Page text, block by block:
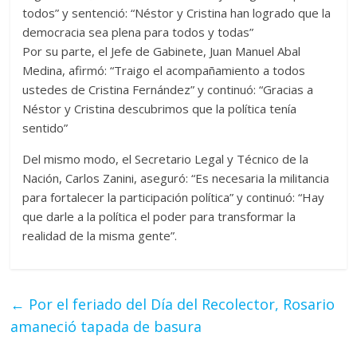
todos” y sentenció: “Néstor y Cristina han logrado que la
democracia sea plena para todos y todas”
Por su parte, el Jefe de Gabinete, Juan Manuel Abal
Medina, afirmó: “Traigo el acompañamiento a todos
ustedes de Cristina Fernández” y continuó: “Gracias a
Néstor y Cristina descubrimos que la política tenía
sentido”
Del mismo modo, el Secretario Legal y Técnico de la
Nación, Carlos Zanini, aseguró: “Es necesaria la militancia
para fortalecer la participación política” y continuó: “Hay
que darle a la política el poder para transformar la
realidad de la misma gente”.
← Por el feriado del Día del Recolector, Rosario
amaneció tapada de basura